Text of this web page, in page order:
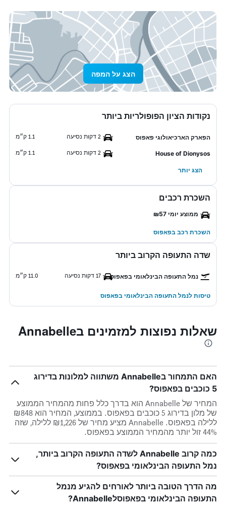
הצג על המפה
נקודות הציון הפופולריות ביותר
הפארק הארכיאולוגי פאפוס 2 דקות נסיעה 1.1 ק״מ
House of Dionysos 2 דקות נסיעה 1.1 ק״מ
הצג יותר
השכרת רכבים
ממוצע יומי ₪57
השכרת רכב בפאפוס
שדה התעופה הקרוב ביותר
נמל התעופה הבינלאומי בפאפוס 17 דקות נסיעה 11.0 ק״מ
טיסות לנמל התעופה הבינלאומי בפאפוס
שאלות נפוצות למזמינים בAnnabelle
האם התמחור בAnnabelle משתווה למלונות בדירוג
5 כוכבים בפאפוס?
המחיר של Annabelle הוא בדרך כלל פחות מהמחיר הממוצע
של מלון בדירוג 5 כוכבים בפאפוס. בממוצע, המחיר הוא ₪848
ללילה בפאפוס. Annabelle מציע מחיר של ₪1,226 ללילה, שזה
44% זול יותר מהמחיר הממוצע בפאפוס.
כמה קרוב Annabelle לשדה התעופה הקרוב ביותר,
נמל התעופה הבינלאומי בפאפוס?
מה הדרך הטובה ביותר לאורחים להגיע מנמל
התעופה הבינלאומי בפאפוסלAnnabelle?